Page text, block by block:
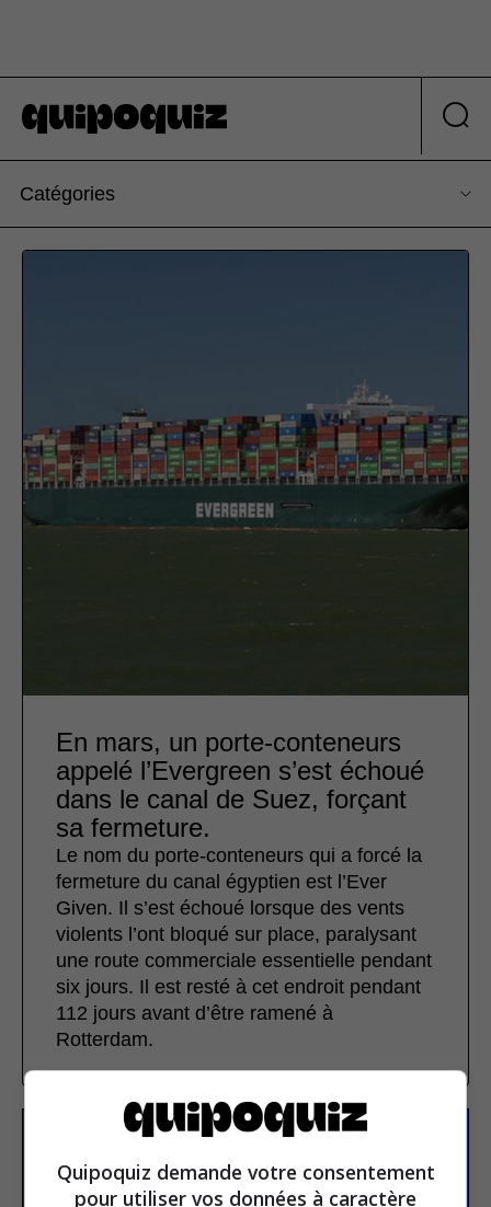
Catégories
En mars, un porte-conteneurs
appelé l’Evergreen s’est échoué
dans le canal de Suez, forçant
sa fermeture.
Le nom du porte-conteneurs qui a forcé la
fermeture du canal égyptien est l’Ever
Given. Il s’est échoué lorsque des vents
violents l’ont bloqué sur place, paralysant
une route commerciale essentielle pendant
six jours. Il est resté à cet endroit pendant
112 jours avant d’être ramené à
Rotterdam.
Quipoquiz demande votre consentement
pour utiliser vos données à caractère